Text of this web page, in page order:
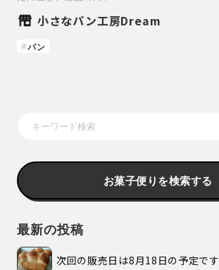
小さなパン工房Dream
パン
お菓子便りを検索する
最新の投稿
次回の販売日は8月18日の予定です